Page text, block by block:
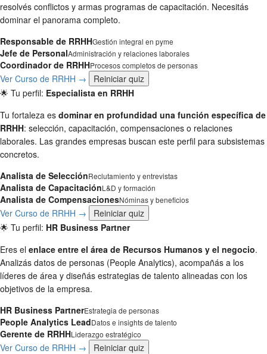
resolvés conflictos y armas programas de capacitación. Necesitás
dominar el panorama completo.
Responsable de RRHHGestión integral en pyme
Jefe de PersonalAdministración y relaciones laborales
Coordinador de RRHHProcesos completos de personas
Ver Curso de RRHH →
Reiniciar quiz
🌟 Tu perfil: Especialista en RRHH
Tu fortaleza es dominar en profundidad una función específica de
RRHH: selección, capacitación, compensaciones o relaciones
laborales. Las grandes empresas buscan este perfil para subsistemas
concretos.
Analista de SelecciónReclutamiento y entrevistas
Analista de CapacitaciónL&D y formación
Analista de CompensacionesNóminas y beneficios
Ver Curso de RRHH →
Reiniciar quiz
🌟 Tu perfil: HR Business Partner
Eres el enlace entre el área de Recursos Humanos y el negocio.
Analizás datos de personas (People Analytics), acompañás a los
líderes de área y diseñás estrategias de talento alineadas con los
objetivos de la empresa.
HR Business PartnerEstrategia de personas
People Analytics LeadDatos e insights de talento
Gerente de RRHHLiderazgo estratégico
Ver Curso de RRHH → Reiniciar quiz